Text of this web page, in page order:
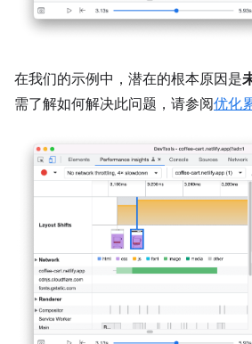
在我们的示例中，潜在的根本原因是
需了解如何解决此问题，请参阅优化